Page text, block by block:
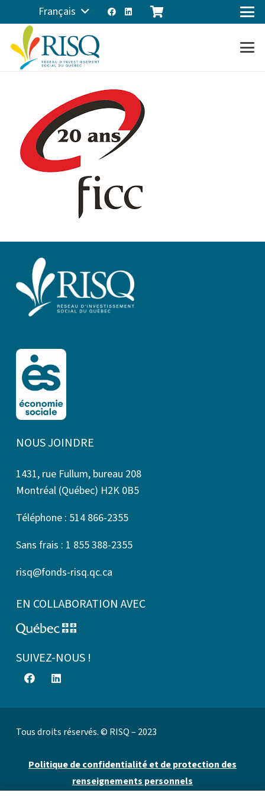
Français
NOUS JOINDRE
1431, rue Fullum, bureau 208
Montréal (Québec) H2K 0B5
Téléphone : 514 866-2355
Sans frais : 1 855 388-2355
risq@fonds-risq.qc.ca
EN COLLABORATION AVEC
SUIVEZ-NOUS !
Tous droits réservés. © RISQ – 2023
Politique de confidentialité et de protection des
renseignements personnels